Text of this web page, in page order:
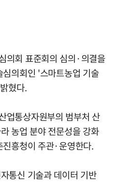
의회 표준회의 심의·의결을
의회인 '스마트농업 기술
혔다.
업통상자원부의 범부처 산
농업 분야 전문성을 강화
흥청이 주관·운영한다.
통신 기술과 데이터 기반